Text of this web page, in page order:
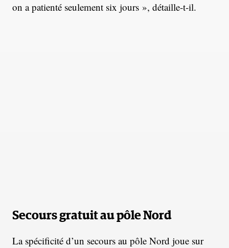
on a patienté seulement six jours », détaille-t-il.
Secours gratuit au pôle Nord
La spécificité d’un secours au pôle Nord joue sur